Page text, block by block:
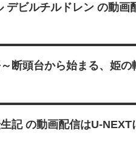
デビルチルドレン の動画
断頭台から始まる、姫
記 の動画配信はU-NEXT